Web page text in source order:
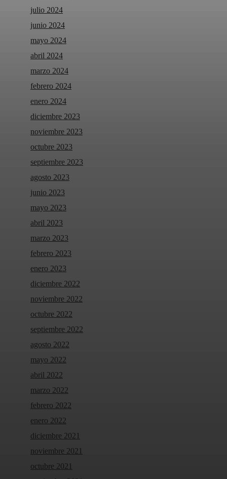
julio 2024
junio 2024
mayo 2024
abril 2024
marzo 2024
febrero 2024
enero 2024
diciembre 2023
noviembre 2023
octubre 2023
septiembre 2023
agosto 2023
junio 2023
mayo 2023
abril 2023
marzo 2023
febrero 2023
enero 2023
diciembre 2022
noviembre 2022
octubre 2022
septiembre 2022
agosto 2022
mayo 2022
abril 2022
marzo 2022
febrero 2022
enero 2022
diciembre 2021
noviembre 2021
octubre 2021